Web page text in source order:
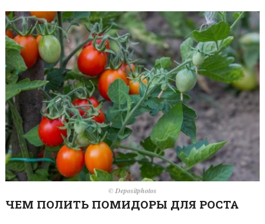
© Depositphotos
ЧЕМ ПОЛИТЬ ПОМИДОРЫ ДЛЯ РОСТА